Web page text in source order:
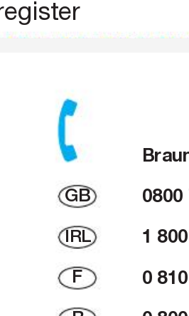
GB
0800
IRL
1
F 0